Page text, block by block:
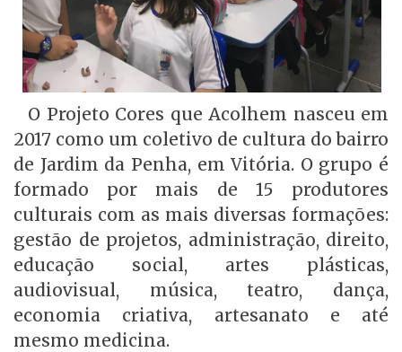
O Projeto Cores que Acolhem nasceu em
2017 como um coletivo de cultura do bairro
de Jardim da Penha, em Vitória. O grupo é
formado por mais de 15 produtores
culturais com as mais diversas formações:
gestão de projetos, administração, direito,
educação social, artes plásticas,
audiovisual, música, teatro, dança,
economia criativa, artesanato e até
mesmo medicina.